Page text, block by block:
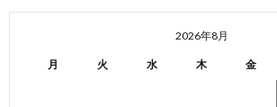
2026年8月
月 火 水 木 金